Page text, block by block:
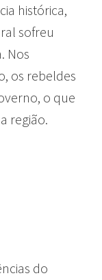
histórica,
sofreu
Nos
os rebeldes
o que
região.
do